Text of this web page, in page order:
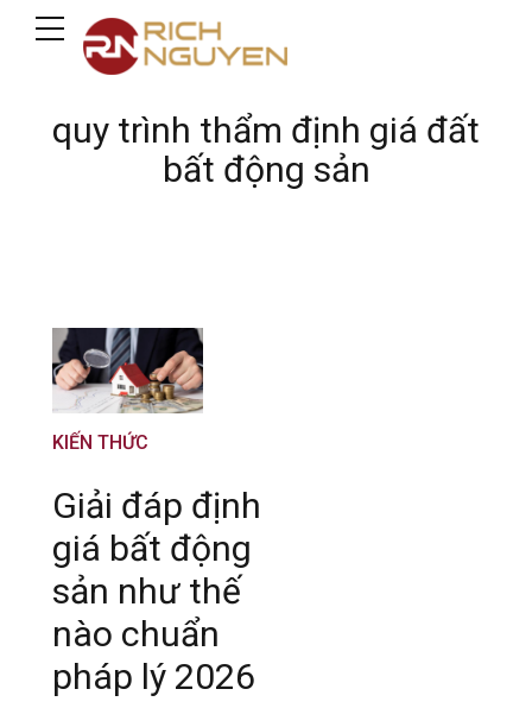
quy trình thẩm định giá đất
bất động sản
KIẾN THỨC
Giải đáp định
giá bất động
sản như thế
nào chuẩn
pháp lý 2026